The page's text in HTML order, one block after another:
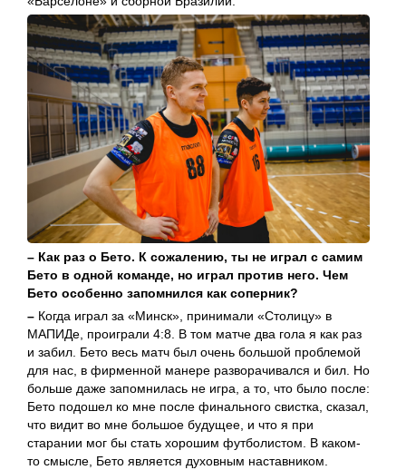
– Как раз о Бето. К сожалению, ты не играл с самим
Бето в одной команде, но играл против него. Чем
Бето особенно запомнился как соперник?
– Когда играл за «Минск», принимали «Столицу» в
МАПИДе, проиграли 4:8. В том матче два гола я как раз
и забил. Бето весь матч был очень большой проблемой
для нас, в фирменной манере разворачивался и бил. Но
больше даже запомнилась не игра, а то, что было после:
Бето подошел ко мне после финального свистка, сказал,
что видит во мне большое будущее, и что я при
старании мог бы стать хорошим футболистом. В каком-
то смысле, Бето является духовным наставником.